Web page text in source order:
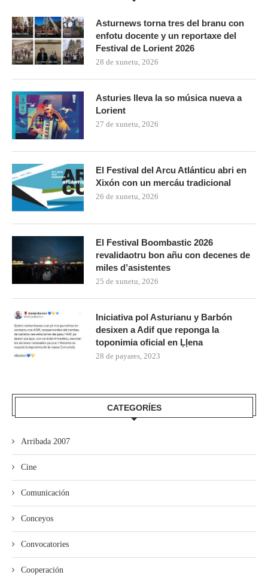
Asturnews torna tres del branu con
enfotu docente y un reportaxe del
Festival de Lorient 2026
28 de xunetu, 2026
Asturies lleva la so música nueva a
Lorient
27 de xunetu, 2026
El Festival del Arcu Atlánticu abri en
Xixón con un mercáu tradicional
26 de xunetu, 2026
El Festival Boombastic 2026
revalidaotru bon añu con decenes de
miles d’asistentes
25 de xunetu, 2026
Iniciativa pol Asturianu y Barbón
desixen a Adif que reponga la
toponimia oficial en Ḷḷena
28 de payares, 2023
CATEGORÍES
Arribada 2007
Cine
Comunicación
Conceyos
Convocatories
Cooperación